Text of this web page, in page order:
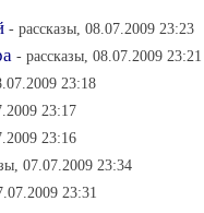
- рассказы, 08.07.2009 23:23
- рассказы, 08.07.2009 23:21
23:18
23:17
23:16
07.07.2009 23:34
23:31